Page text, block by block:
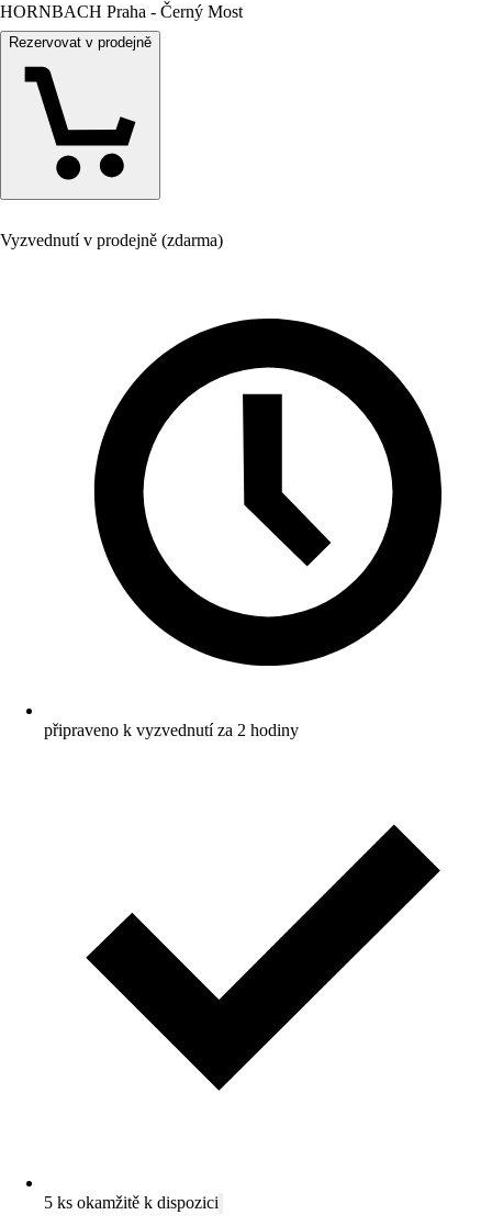
HORNBACH Praha - Černý Most
Rezervovat v prodejně
Vyzvednutí v prodejně (zdarma)
připraveno k vyzvednutí za 2 hodiny
5 ks okamžitě k dispozici